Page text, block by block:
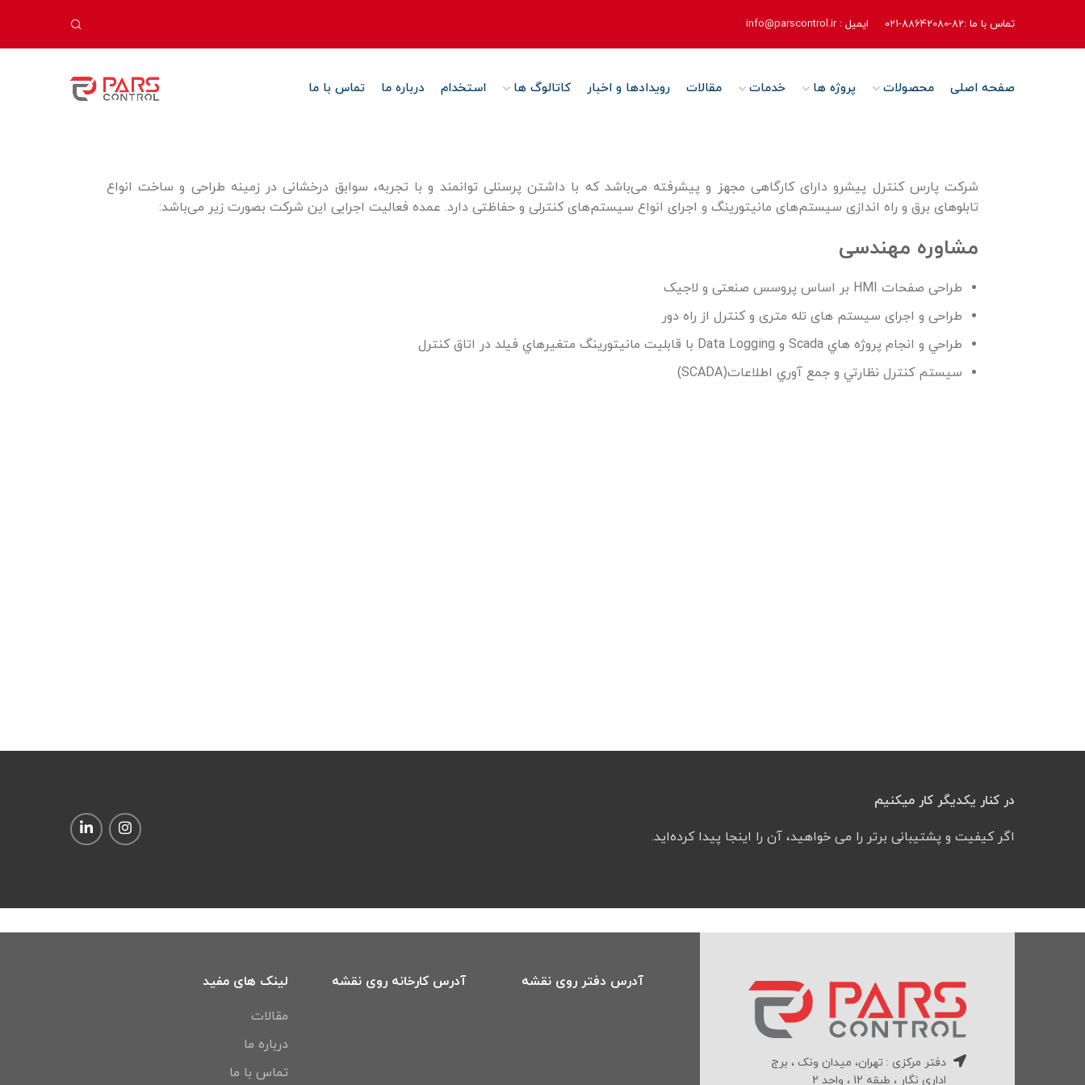
تماس با ما :82-88642080-021 ایمیل : info@parscontrol.ir
صفحه اصلی محصولات پروژه ها خدمات مقالات رویدادها و اخبار کاتالوگ ها استخدام درباره ما تماس با ما
شرکت پارس کنترل پیشرو دارای کارگاهی مجهز و پیشرفته می‌باشد که با داشتن پرسنلی توانمند و با تجربه، سوابق درخشانی در زمینه طراحی و ساخت انواع
تابلوهای برق و راه اندازی سیستم‌های مانیتورینگ و اجرای انواع سیستم‌های کنترلی و حفاظتی دارد. عمده فعالیت اجرایی این شرکت بصورت زیر می‌باشد:
مشاوره مهندسی
طراحی صفحات HMI بر اساس پروسس صنعتی و لاجیک
طراحی و اجرای سیستم های تله متری و کنترل از راه دور
طراحي و انجام پروژه هاي Scada و Data Logging با قابليت مانيتورينگ متغيرهاي فيلد در اتاق كنترل
سيستم كنترل نظارتي و جمع آوري اطلاعات(SCADA)
در کنار یکدیگر کار میکنیم
اگر کیفیت و پشتیبانی برتر را می خواهید، آن را اینجا پیدا کرده‌اید.
دفتر مرکزی : تهران، میدان ونک ، برج
اداری نگار ، طبقه 12 ، واحد 2
آدرس دفتر روی نقشه آدرس کارخانه روی نقشه
لینک های مفید
مقالات
درباره ما
تماس با ما